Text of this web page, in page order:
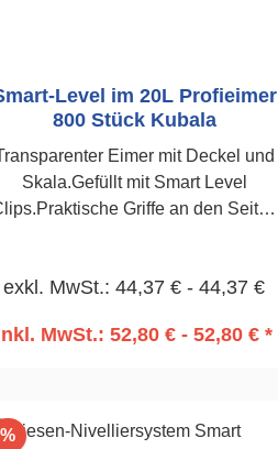
Level im 20L Profieimer
800 Stück Kubala
Eimer mit Deckel und
Skala.Gefüllt mit Smart Level
Griffe an den Seiten
bestimmt.20L Eimer1,5mm800 Stück
exkl. MwSt.: 44,37 € - 44,37 €
MwSt.: 52,80 € - 52,80 € *
%Rabatt